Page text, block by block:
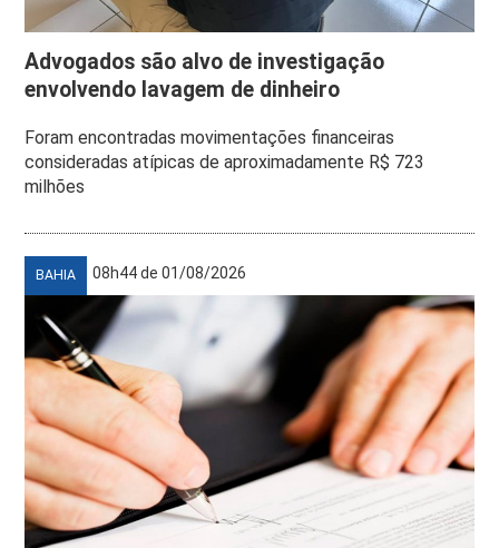
Advogados são alvo de investigação
envolvendo lavagem de dinheiro
Foram encontradas movimentações financeiras
consideradas atípicas de aproximadamente R$ 723
milhões
BAHIA 08h44 de 01/08/2026